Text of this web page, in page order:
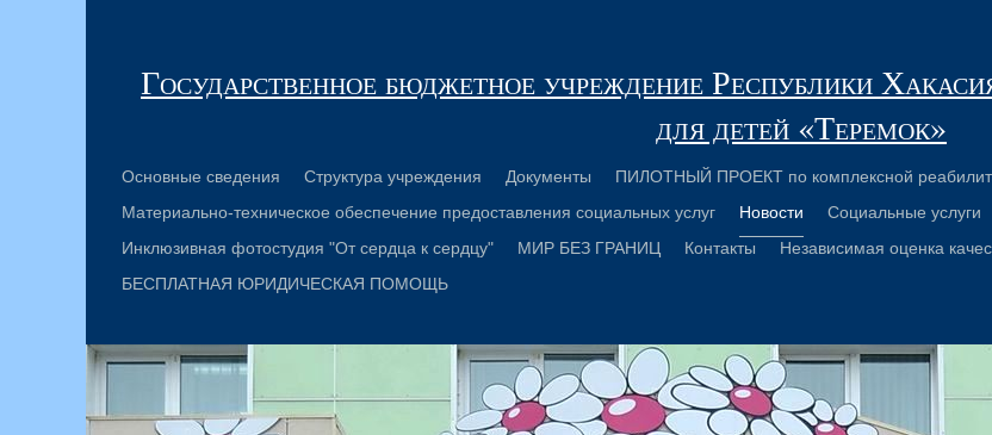
Государственное бюджетное учреждение Республики
для детей «Теремок»
Основные сведения Структура учреждения Документы
ПИЛОТНЫЙ ПРОЕКТ по комплексной
Материально-техническое обеспечение предоставления социальных услуг
Новости Социальные услуги
Инклюзивная фотостудия "От сердца к сердцу"
МИР БЕЗ ГРАНИЦ Контакты Независимая оценка
БЕСПЛАТНАЯ ЮРИДИЧЕСКАЯ ПОМОЩЬ